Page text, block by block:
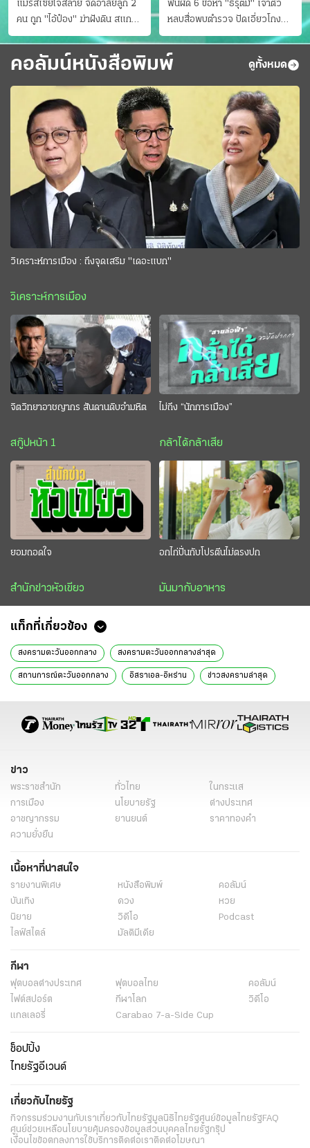
แม่รัสเซียใจสลาย จัดอาลัยลูก 2
คน ถูก "ไอ้ป๋อง" ฆ่าฝังดิน สแกน
ไม่มีศพเพิ่ม
ฟันผิด 6 ข้อหา "ธีรุตม์" เจ้าตัว
หลบสื่อพบตำรวจ ปัดเอี่ยวโกง
สอบท้องถิ่น จ่อบี้รํ่ารวยมากปกติ
คอลัมน์หนังสือพิมพ์ ดูทั้งหมด
วิเคราะห์การเมือง : ถึงจุดเสริม "เดอะแบก"
วิเคราะห์การเมือง
จิตวิทยาอาชญากร สันดานดิบอำมหิต
สกู๊ปหน้า 1
ไม่ถึง “นักการเมือง”
กล้าได้กล้าเสีย
ยอมถอดใจ
สำนักข่าวหัวเขียว
อกไก่ปั่นกับโปรตีนไม่ตรงปก
มันมากับอาหาร
แท็กที่เกี่ยวข้อง
สงครามตะวันออกกลาง สงครามตะวันออกกลางล่าสุด
สถานการณ์ตะวันออกกลาง อิสราเอล-อิหร่าน ข่าวสงครามล่าสุด
สหรัฐ-อิสราเอล-อิหร่าน ข่าวต่างประเทศ ข่าวสงคราม
หนังสือพิมพ์ไทยรัฐ
ข่าวหน้า 1
ข่าว
พระราชสำนัก ทั่วไทย
ในกระแส
การเมือง
นโยบายรัฐ
ต่างประเทศ
อาชญากรรม
ยานยนต์
ราคาทองคำ
ความยั่งยืน
เนื้อหาที่น่าสนใจ
รายงานพิเศษ หนังสือพิมพ์
คอลัมน์
บันเทิง
ดวง
หวย
นิยาย
วิดีโอ
Podcast
ไลฟ์สไตล์
มัลติมีเดีย
กีฬา
ฟุตบอลต่่างประเทศ ฟุตบอลไทย
คอลัมน์
ไฟต์สปอร์ต
กีฬาโลก
วิดีโอ
แกลเลอรี่
Carabao 7-a-Side Cup
ช็อปปิ้ง
ไทยรัฐอีเวนต์
เกี่ยวกับไทยรัฐ
กิจกรรมร่วมงานกับเราเกี่ยวกับไทยรัฐมูลนิธิไทยรัฐศูนย์ข้อมูลไทยรัฐFAQ
ศูนย์ช่วยเหลือนโยบายคุ้มครองข้อมูลส่วนบุคคลไทยรัฐกรุ๊ป
เงื่อนไขข้อตกลงการใช้บริการติดต่อเราติดต่อโฆษณา